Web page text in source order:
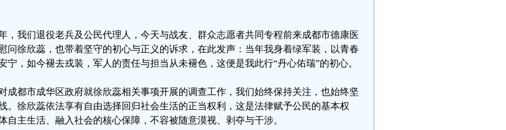
，我们退役老兵及公民代理人，今天与战友、群众志愿者共同专程前来成都市德康医
问徐欣蕊，也带着坚守的初心与正义的诉求，在此发声：当年我身着绿军装，以青春
宁，如今褪去戎装，军人的责任与担当从未褪色，这便是我此行“丹心佑瑞”的初心。
成都市成华区政府就徐欣蕊相关事项开展的调查工作，我们始终保持关注，也始终坚
。徐欣蕊依法享有自由选择回归社会生活的正当权利，这是法律赋予公民的基本权
自主生活、融入社会的核心保障，不容被随意漠视、剥夺与干涉。